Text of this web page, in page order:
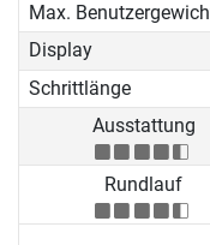
Max.
Display
Schrittlänge
Ausstattung
Rundlauf